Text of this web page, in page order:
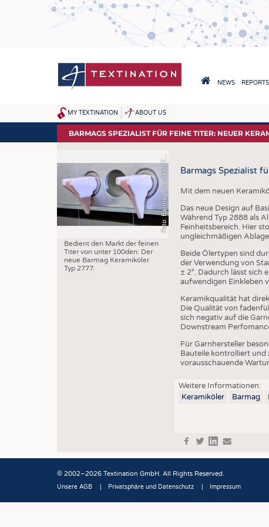
NEWS
MY TEXTINATION ABOUT US
SITEMAP NEWS
KLARTEXT BY TEXTINATION
BARMAGS SPEZIALIST FÜR FEINE TITER: NEUER
o
t
o
:
B
a
r
m
a
g
,
O
e
r
l
i
k
o
n
T
e
t
i
l
e
G
m
b
H
&
C
o
.
K
Bedient den Markt der feinen
Titer von unter 100den: Der
neue Barmag Keramiköler
Typ 2777.
Barmags Spezialist
Mit dem neuen
Das neue Design auf
Während Typ 2888 als
Feinheitsbereich. Hier
ungleichmäßigen
Beide Ölertypen sind
der Verwendung von
± 2°. Dadurch lässt sich
aufwendigen Einkleben
Keramikqualität hat
Die Qualität von
sich negativ auf die
Downstream
Für Garnhersteller
Bauteile kontrolliert und
vorausschauende
Weitere Informationen:
Keramiköler
Barmag
in
© 2002–2026 Textination GmbH. All Rights Reserved.
Unsere AGB Privatsphäre und Datenschutz Impressum